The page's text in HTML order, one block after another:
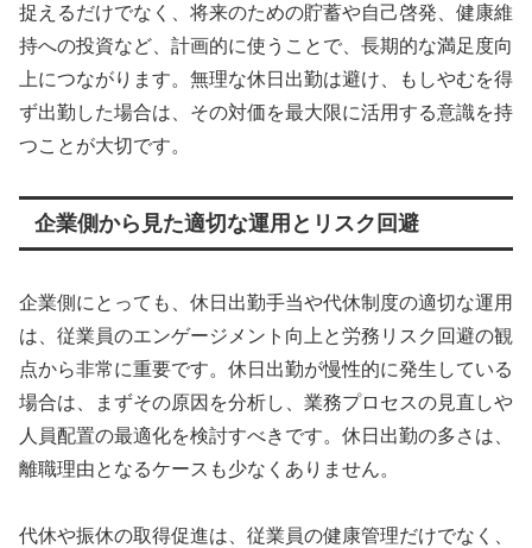
捉えるだけでなく、将来のための貯蓄や自己啓発、健康維
持への投資など、計画的に使うことで、長期的な満足度向
上につながります。無理な休日出勤は避け、もしやむを得
ず出勤した場合は、その対価を最大限に活用する意識を持
つことが大切です。
企業側から見た適切な運用とリスク回避
企業側にとっても、休日出勤手当や代休制度の適切な運用
は、従業員のエンゲージメント向上と労務リスク回避の観
点から非常に重要です。休日出勤が慢性的に発生している
場合は、まずその原因を分析し、業務プロセスの見直しや
人員配置の最適化を検討すべきです。休日出勤の多さは、
離職理由となるケースも少なくありません。
代休や振休の取得促進は、従業員の健康管理だけでなく、